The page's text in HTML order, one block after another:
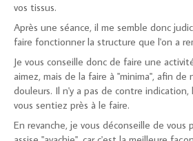
vos tissus.
Après une séance, il me semble donc
faire fonctionner la structure que l'on a
Je vous conseille donc de faire une
aimez, mais de la faire à "minima", afin de
douleurs. Il n'y a pas de contre
vous sentiez près à le faire.
En revanche, je vous déconseille de vous